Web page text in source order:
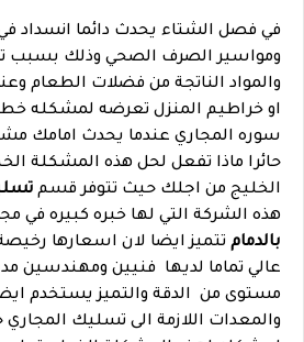
في فصل الشتاء يحدث دائما انسداد
ومواسير الصرف الصحي وذلك بسبب
والمواد الناتجة من فضلات الطعام
او خراطيم المنزل تعرضه لمشكله
سوره المجاري عندما يحدث امامك
حائرا ماذا تفعل لحل هذه المشكلة
الخليج من اجلك حيث تتوفر قسم
هذه الشركة التي لها خبره كبيره في
بالدمام تتميز ايضا لان اسعارها
عالي تماما لديها
فنيين ومهندسين
مستوى من
الدقة والتميز يستخدم
والمعدات اللازمة الى تسليك